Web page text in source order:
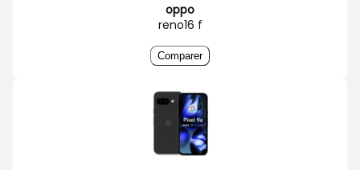
oppo
reno16 f
Comparer